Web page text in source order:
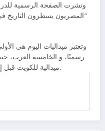
ونشرت الصفحة الرسمية
“المصريون يسطرون
وتعتبر ميداليات اليوم هي
رسميًا، و الخامسة العرب،
ميدالية للكويت قبل إنجاز هداية ملاك و سيف عيسى اليوم.